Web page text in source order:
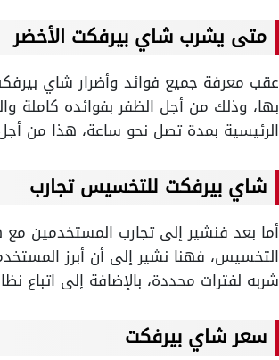
متى يشرب شاي بيرفكت الأخضر
عقب معرفة جميع فوائد وأضرار شاي
بها، وذلك من أجل الظفر بفوائده كاملة
الرئيسية بمدة تصل نحو ساعة، هذا من
شاي بيرفكت للتخسيس تجارب
أما بعد فنشير إلى تجارب المستخدمين
التخسيس، فهنا نشير إلى أن أبرز
شربه لفترات محددة، بالإضافة إلى
سعر شاي بيرفكت